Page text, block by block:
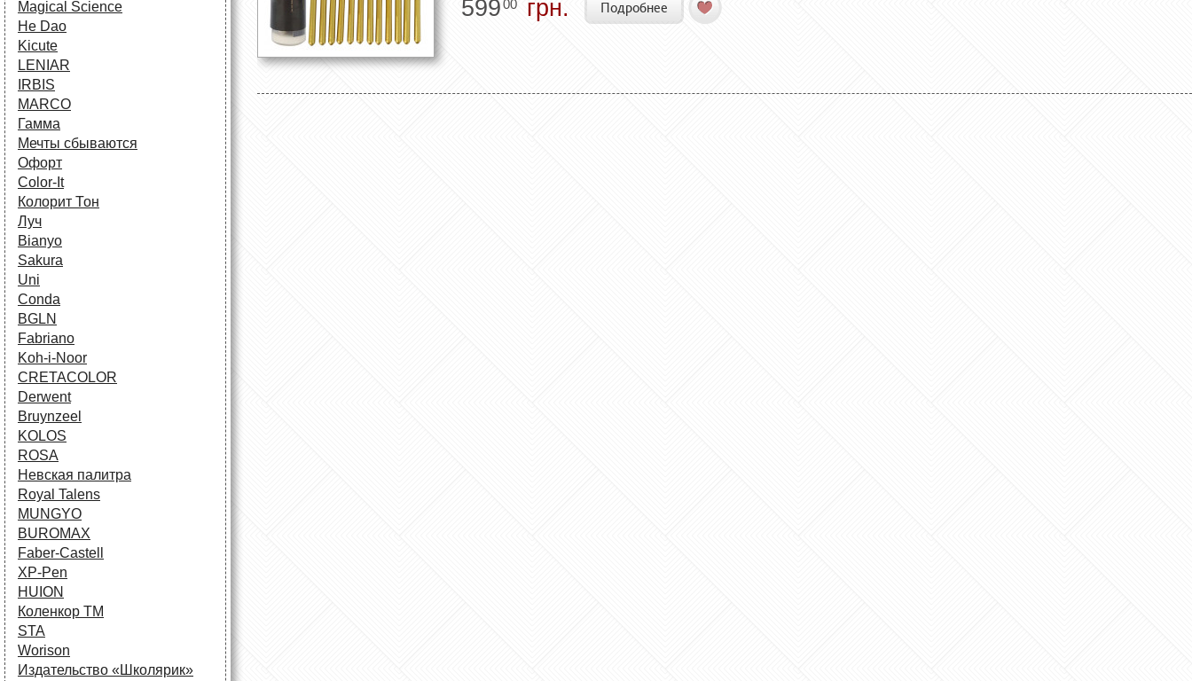
Magical Science
He Dao
Kicute
LENIAR
IRBIS
MARCO
Гамма
Мечты сбываются
Офорт
Сolor-It
Колорит Тон
Луч
Bianyo
Sakura
Uni
Conda
BGLN
Fabriano
Koh-i-Noor
CRETACOLOR
Derwent
Bruynzeel
KOLOS
ROSA
Невская палитра
Royal Talens
MUNGYO
BUROMAX
Faber-Castell
XP-Pen
HUION
Коленкор ТМ
STA
Worison
Издательство «Школярик»
59900 грн. Подробнее